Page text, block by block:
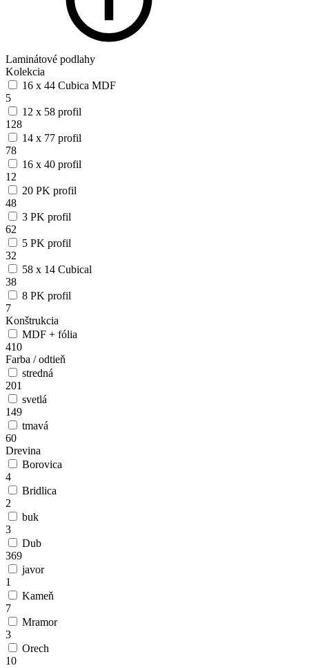
Laminátové podlahy
Kolekcia
16 x 44 Cubica MDF
5
12 x 58 profil
128
14 x 77 profil
78
16 x 40 profil
12
20 PK profil
48
3 PK profil
62
5 PK profil
32
58 x 14 Cubical
38
8 PK profil
7
Konštrukcia
MDF + fólia
410
Farba / odtieň
stredná
201
svetlá
149
tmavá
60
Drevina
Borovica
4
Bridlica
2
buk
3
Dub
369
javor
1
Kameň
7
Mramor
3
Orech
10